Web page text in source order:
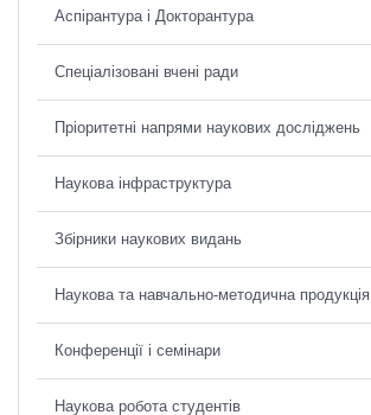
Аспірантура і Докторантура
Спеціалізовані вчені ради
Пріоритетні напрями наукових досліджень
Наукова інфраструктура
Збірники наукових видань
Наукова та навчально-методична продукція
Конференції і семінари
Наукова робота студентів